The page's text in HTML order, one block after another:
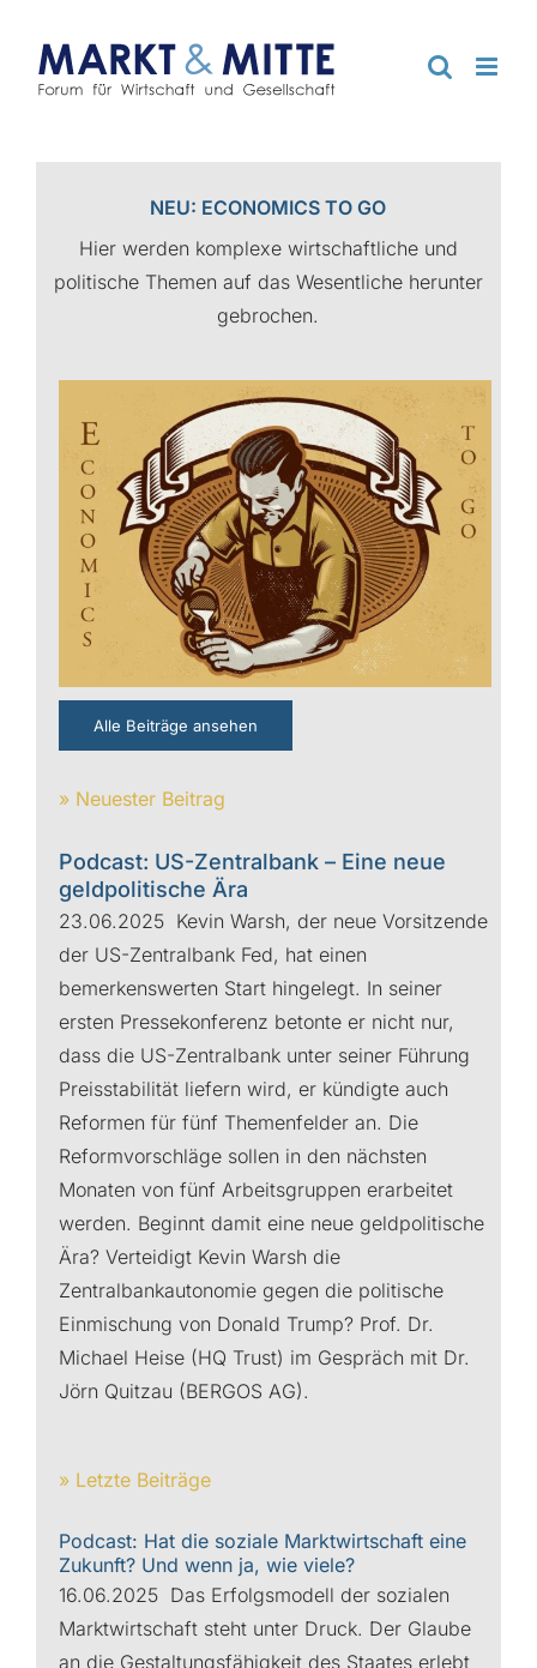
Inhalt
springen
NEU: ECONOMICS TO GO
Hier werden komplexe wirtschaftliche und
politische Themen auf das Wesentliche herunter
gebrochen.
Alle Beiträge ansehen
» Neuester Beitrag
Podcast: US-Zentralbank – Eine neue
geldpolitische Ära
23.06.2025 Kevin Warsh, der neue Vorsitzende
der US-Zentralbank Fed, hat einen
bemerkenswerten Start hingelegt. In seiner
ersten Pressekonferenz betonte er nicht nur,
dass die US-Zentralbank unter seiner Führung
Preisstabilität liefern wird, er kündigte auch
Reformen für fünf Themenfelder an. Die
Reformvorschläge sollen in den nächsten
Monaten von fünf Arbeitsgruppen erarbeitet
werden. Beginnt damit eine neue geldpolitische
Ära? Verteidigt Kevin Warsh die
Zentralbankautonomie gegen die politische
Einmischung von Donald Trump? Prof. Dr.
Michael Heise (HQ Trust) im Gespräch mit Dr.
Jörn Quitzau (BERGOS AG).
» Letzte Beiträge
Podcast: Hat die soziale Marktwirtschaft eine
Zukunft? Und wenn ja, wie viele?
16.06.2025 Das Erfolgsmodell der sozialen
Marktwirtschaft steht unter Druck. Der Glaube
an die Gestaltungsfähigkeit des Staates erlebt